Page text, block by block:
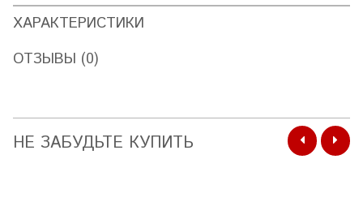
ХАРАКТЕРИСТИКИ
ОТЗЫВЫ (0)
НЕ ЗАБУДЬТЕ КУПИТЬ